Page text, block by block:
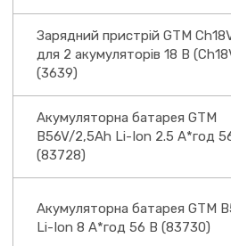
Зарядний пристрій GTM
для 2 акумуляторів 18 В
(3639)
Акумуляторна батарея GTM
B56V/2,5Ah Li-Ion 2.5 А*год
(83728)
Акумуляторна батарея GTM
Li-Ion 8 А*год 56 В (83730)